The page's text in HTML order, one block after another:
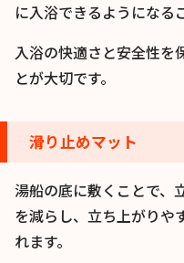
に入浴できるようになる
入浴の快適さと安全性を
とが大切です。
滑り止めマット
湯船の底に敷くことで、
を減らし、立ち上がりや
れます。